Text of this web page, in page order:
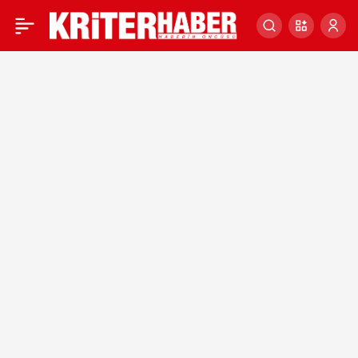
Dışişleri Bakanı 0